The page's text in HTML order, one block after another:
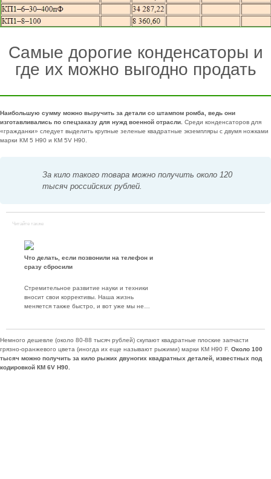
Самые дорогие конденсаторы и
где их можно выгодно продать
Наибольшую сумму можно выручить за детали со штампом ромба, ведь они
изготавливались по спецзаказу для нужд военной отрасли. Среди конденсаторов для
«гражданки» следует выделить крупные зеленые квадратные экземпляры с двумя ножками
марки КМ 5 Н90 и КМ 5V Н90.
За кило такого товара можно получить около 120
тысяч российских рублей.
Читайте также
Что делать, если позвонили на телефон и
сразу сбросили
Стремительное развитие науки и техники
вносит свои коррективы. Наша жизнь
меняется также быстро, и вот уже мы не…
Немного дешевле (около 80-88 тысяч рублей) скупают квадратные плоские запчасти
грязно-оранжевого цвета (иногда их еще называют рыжими) марки КМ Н90 F. Около 100
тысяч можно получить за кило рыжих двуногих квадратных деталей, известных под
кодировкой КМ 6V Н90.